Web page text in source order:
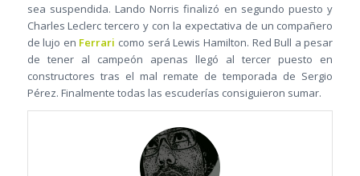
sea suspendida. Lando Norris finalizó en segundo puesto y
Charles Leclerc tercero y con la expectativa de un compañero
de lujo en Ferrari como será Lewis Hamilton. Red Bull a pesar
de tener al campeón apenas llegó al tercer puesto en
constructores tras el mal remate de temporada de Sergio
Pérez. Finalmente todas las escuderías consiguieron sumar.